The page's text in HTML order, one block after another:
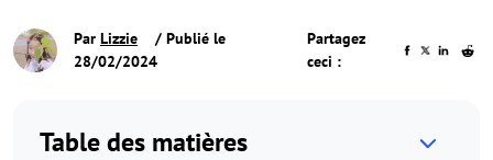
Par Lizzie
/ Publié le
28/02/2024
Partagez
ceci :
Table des matières